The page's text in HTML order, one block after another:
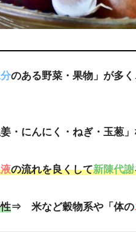
のある野菜・果物」が多
にんにく・ねぎ・玉葱」
の流れを良くして新陳代謝
⇒ 米など穀物系や「体の